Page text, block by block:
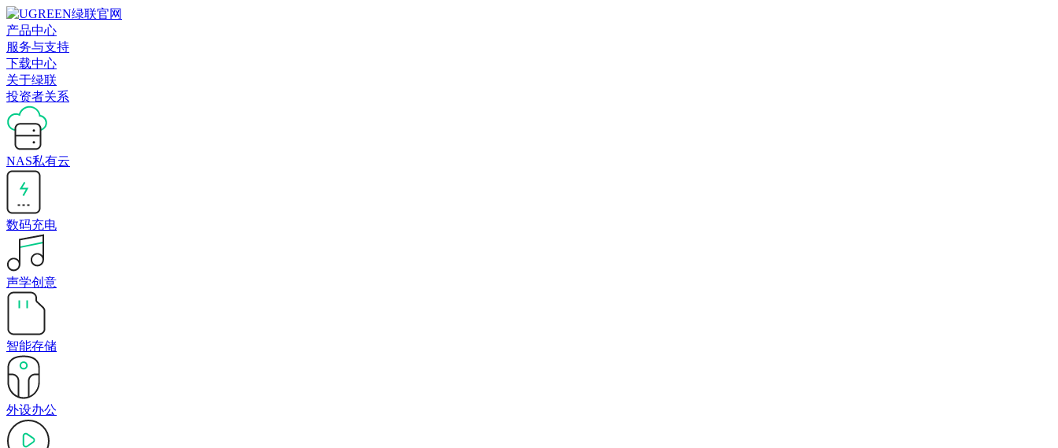
产品中心
服务与支持
下载中心
关于绿联
投资者关系
NAS私有云
数码充电
声学创意
智能存储
外设办公